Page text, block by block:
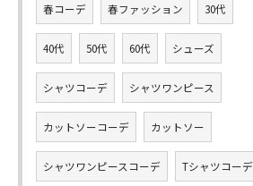
春コーデ 春ファッション 30代
40代 50代 60代 シューズ
シャツコーデ シャツワンピース
カットソーコーデ カットソー
シャツワンピースコーデ Tシャツコーデ